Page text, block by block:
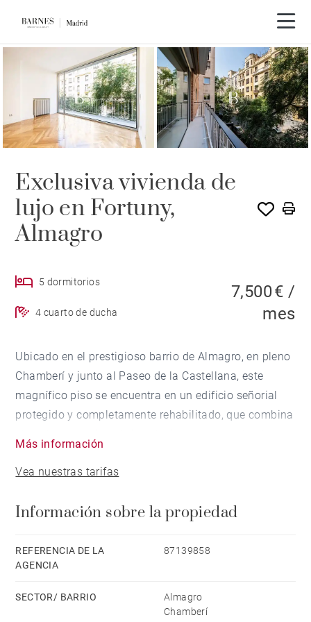
Recorrido en vídeo
Exclusiva vivienda de
lujo en Fortuny,
Almagro
5 dormitorios
4 cuarto de ducha
7,500 € /
mes
Ubicado en el prestigioso barrio de Almagro, en pleno
Chamberí y junto al Paseo de la Castellana, este
magnífico piso se encuentra en un edificio señorial
protegido y completamente rehabilitado, que combina
íntegramente reformada con materiales de primer
distribución distingue claramente la zona de día y la
zona de servicio. La cocina, amplia y totalmente
equipada con electrodomésticos de alta gama, se
sitúa en la parte trasera de la vivienda, conservando
Más información
Vea nuestras tarifas
Información sobre la propiedad
REFERENCIA DE LA
AGENCIA
87139858
SECTOR/ BARRIO
Almagro
Chamberí